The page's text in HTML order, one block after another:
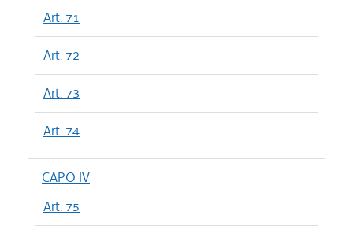
Art. 71
Art. 72
Art. 73
Art. 74
CAPO IV
Art. 75